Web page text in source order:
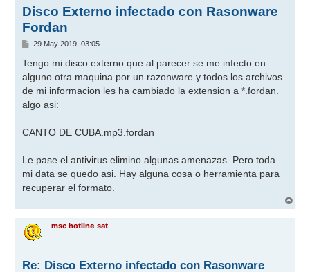
Disco Externo infectado con Rasonware
Fordan
M
n
a
j
e
29 May 2019, 03:05
Tengo mi disco externo que al parecer se me infecto en
alguno otra maquina por un razonware y todos los archivos
de mi informacion les ha cambiado la extension a *.fordan.
algo asi:
CANTO DE CUBA.mp3.fordan
Le pase el antivirus elimino algunas amenazas. Pero toda
mi data se quedo asi. Hay alguna cosa o herramienta para
recuperar el formato.
r
msc hotline sat
Re: Disco Externo infectado con Rasonware